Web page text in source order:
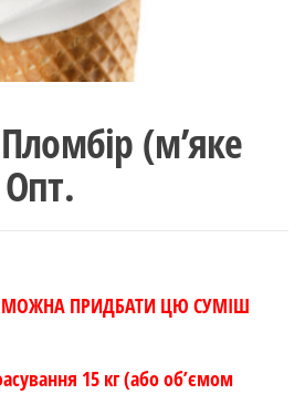
(м’яке
ПРИДБАТИ ЦЮ СУМІШ
15 кг (або об’ємом